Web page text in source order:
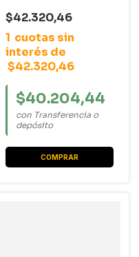
Meriva (34X67X37)
S/ABS
$42.320,46
1 cuotas sin
interés de
$42.320,46
$40.204,44
con Transferencia o
depósito